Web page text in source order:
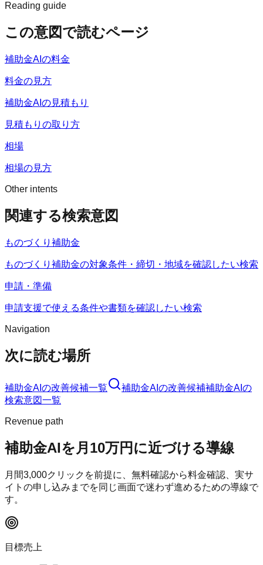
Reading guide
この意図で読むページ
補助金AIの料金
料金の見方
補助金AIの見積もり
見積もりの取り方
相場
相場の見方
Other intents
関連する検索意図
ものづくり補助金
ものづくり補助金の対象条件・締切・地域を確認したい検索
申請・準備
申請支援で使える条件や書類を確認したい検索
Navigation
次に読む場所
補助金AI の改善候補一覧 補助金AI の改善候補補助金AI の
検索意図一覧
Revenue path
補助金AIを月10万円に近づける導線
月間3,000クリックを前提に、無料確認から料金確認、実サ
イトの申し込みまでを同じ画面で迷わず進めるための導線で
す。
目標売上